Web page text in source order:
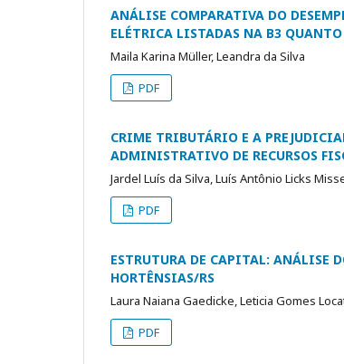
ANÁLISE COMPARATIVA DO
ELÉTRICA LISTADAS NA B3
Maila Karina Müller, Leandra da Silva
PDF
CRIME TRIBUTÁRIO E A
ADMINISTRATIVO DE RECURSOS
Jardel Luís da Silva, Luís Antônio Licks
PDF
ESTRUTURA DE CAPITAL: ANÁLISE
HORTÊNSIAS/RS
Laura Naiana Gaedicke, Leticia Gomes
PDF